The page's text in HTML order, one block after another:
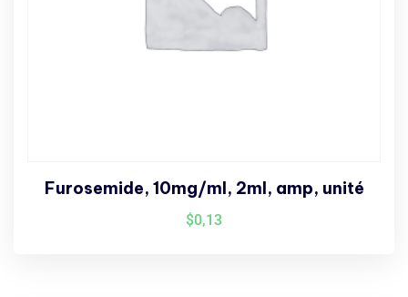
Furosemide, 10mg/ml, 2ml, amp, unité
$0,13